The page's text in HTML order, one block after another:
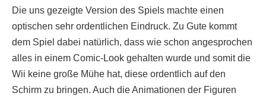
Die uns gezeigte Version des Spiels machte einen
optischen sehr ordentlichen Eindruck. Zu Gute kommt
dem Spiel dabei natürlich, dass wie schon angesprochen
alles in einem Comic-Look gehalten wurde und somit die
Wii keine große Mühe hat, diese ordentlich auf den
Schirm zu bringen. Auch die Animationen der Figuren